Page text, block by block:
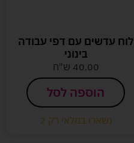
לוח עדשים עם דפי עבודה
בינוני
40.00 ש"ח
הוספה לסל
נשארו במלאי רק 2